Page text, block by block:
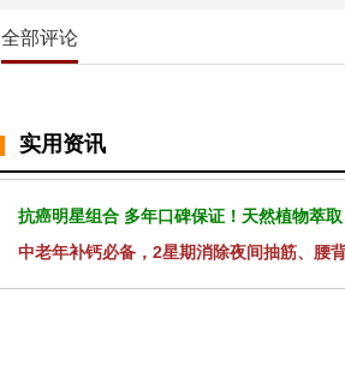
全部评论
实用资讯
抗癌明星组合 多年口碑保证！天然植物萃
中老年补钙必备，2星期消除夜间抽筋、腰